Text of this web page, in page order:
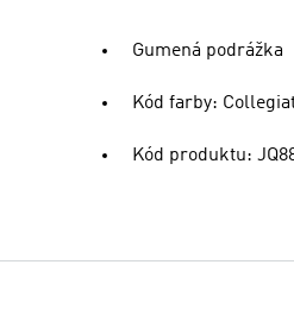
Gumená podrážka
Kód farby:
Kód produktu: